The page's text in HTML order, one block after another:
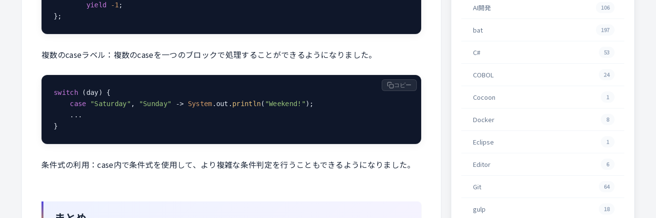
yield
-1 ;
};
複数のcaseラベル：複数のcaseを一つのブロックで処理することができるようになりました。
switch (day) {
case
"Saturday" , "Sunday" -> System .out. println( "Weekend!" );
    ...
}
コピー
条件式の利用：case内で条件式を使用して、より複雑な条件判定を行うこともできるようになりました。
AI開発 106
bat 197
C# 53
COBOL 24
Cocoon 1
Docker 8
Eclipse 1
Editor 6
Git 64
gulp 18